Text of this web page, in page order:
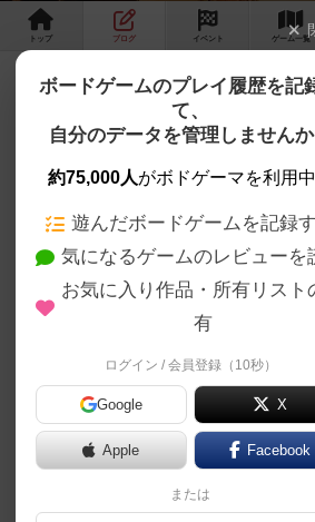
トップ ブログ イベント ゲーム一覧
GW期間の営業について（4/
ゴールデンウィーク期間の営業につ
す。
■営業日
上記期間も毎日13:00～23:00営業い
■料金について
ゴールデンウィーク期間中は
「土日祝日料金」とさせていただき
平日料金でのご案内はございません
ボードゲームのプレイ履歴を記
て、
自分のデータを管理しませんか
約75,000人がボドゲーマを利用中
遊んだボードゲームを記録
気になるゲームのレビューを
お気に入り作品・所有リスト
有
ログイン / 会員登録（10秒）
Google X
Apple Facebook
または